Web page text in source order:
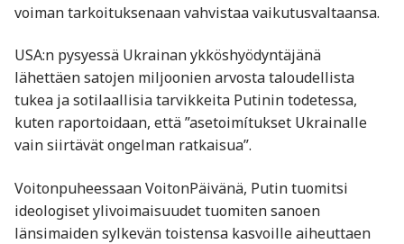
voiman tarkoituksenaan vahvistaa vaikutusvaltaansa.
USA:n pysyessä Ukrainan ykköshyödyntäjänä
lähettäen satojen miljoonien arvosta taloudellista
tukea ja sotilaallisia tarvikkeita Putinin todetessa,
kuten raportoidaan, että ”asetoimítukset Ukrainalle
vain siirtävät ongelman ratkaisua”.
Voitonpuheessaan VoitonPäivänä, Putin tuomitsi
ideologiset ylivoimaisuudet tuomiten sanoen
länsimaiden sylkevän toistensa kasvoille aiheuttaen